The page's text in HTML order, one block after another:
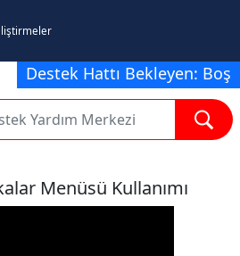
Destek Hattı Bekleyen: Boş
Menüsü Kullanımı